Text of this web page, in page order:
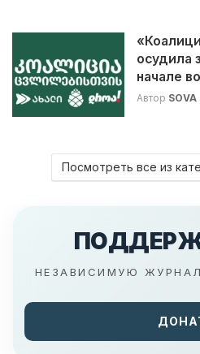
осудила
начале
Автор SOVA
Посмотреть все из
НЕЗАВИСИМУЮ